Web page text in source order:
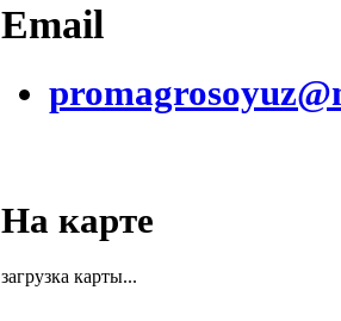
Email
На карте
загрузка карты...